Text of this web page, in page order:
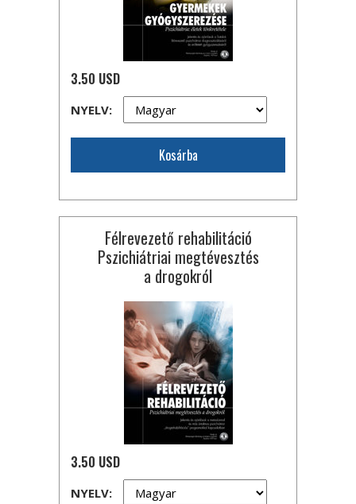
3.50 USD
NYELV:
Kosárba
Félrevezető rehabilitáció
Pszichiátriai megtévesztés
a drogokról
3.50 USD
NYELV: